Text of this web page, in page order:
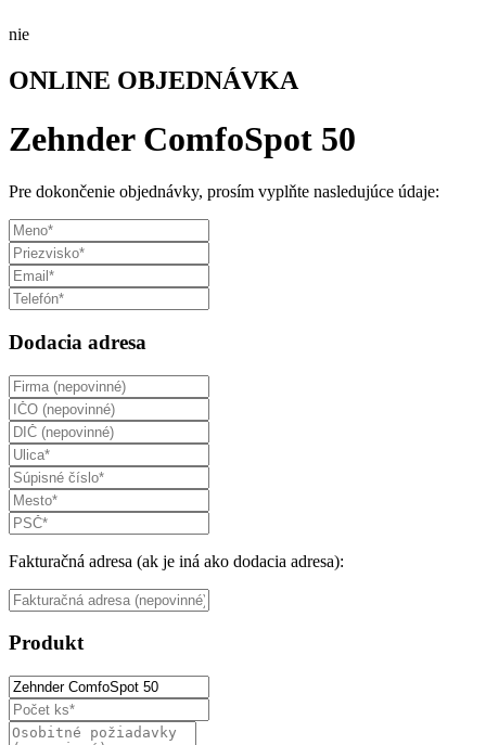
nie
ONLINE OBJEDNÁVKA
Zehnder ComfoSpot 50
Pre dokončenie objednávky, prosím vyplňte nasledujúce údaje:
Dodacia adresa
Fakturačná adresa (ak je iná ako dodacia adresa):
Produkt